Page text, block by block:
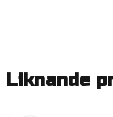
Liknande